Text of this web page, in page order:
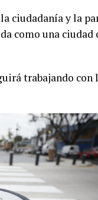
ciudadanía y la
como una
trabajando con